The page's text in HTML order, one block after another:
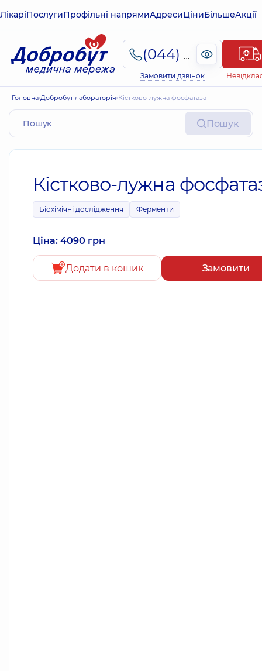
ЛікаріПослугиПрофільні напрямиАдресиЦіниБільшеАкції
(044) 495-2-888
Замовити дзвінок
Головна Добробут лабораторія Кістково-лужна фосфатаза
Пошук
Кістково-лужна
Біохімічні дослідження Ферменти
Ціна: 4090 грн
Додати в кошик Замовити